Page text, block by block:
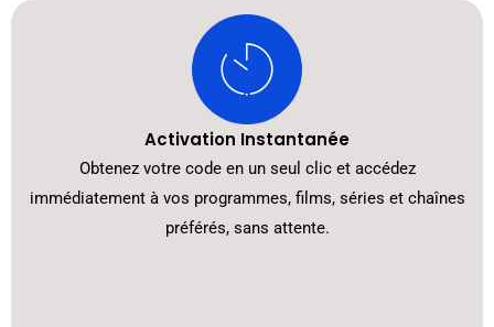
Activation Instantanée
Obtenez votre code en un seul clic et accédez
immédiatement à vos programmes, films, séries et chaînes
préférés, sans attente.